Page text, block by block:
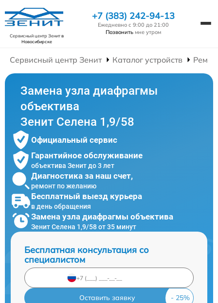
Сервисный центр Зенитв
Новосибирске
+7 (383) 242-94-13
Ежедневно с 9:00 до 21:00
Позвонить мне утром
Сервисный центр Зенит Каталог устройств
Замена узла диафрагмы
объектива
Зенит Селена 1,9/58
Официальный сервис
Гарантийное обслуживание
объектива Зенит до 3 лет
Диагностика за наш счет,
ремонт по желанию
Бесплатный выезд курьера
в день обращения
Замена узла диафрагмы объектива
Зенит Селена 1,9/58 от 35 минут
Бесплатная консультация со
специалистом
Оставить заявку